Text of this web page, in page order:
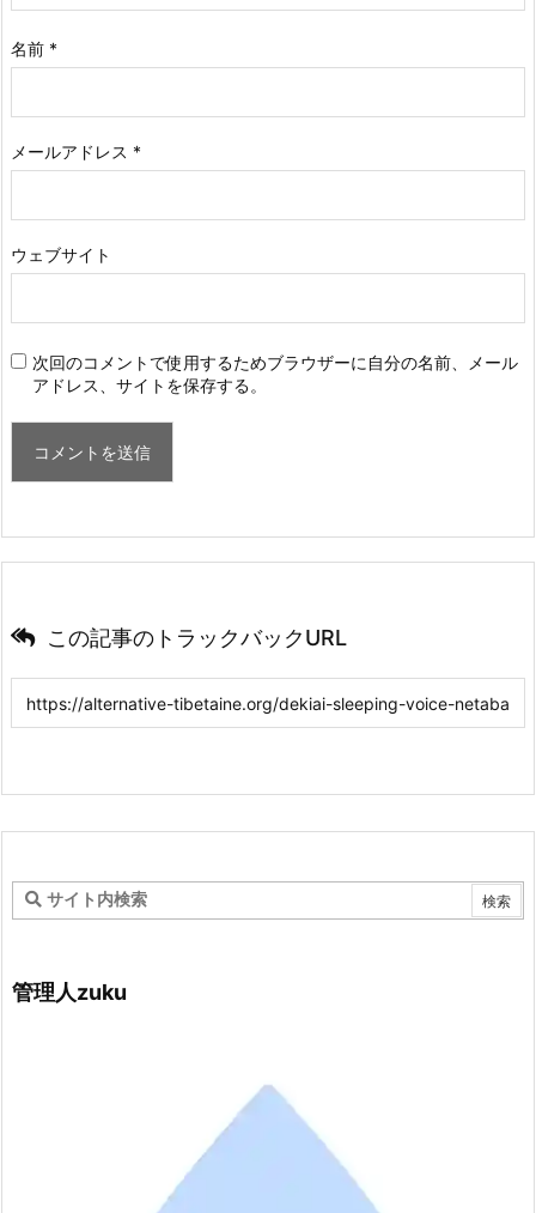
名前 *
メールアドレス *
ウェブサイト
次回のコメントで使用するためブラウザーに自分の名前、メール
アドレス、サイトを保存する。
この記事のトラックバックURL
管理人zuku